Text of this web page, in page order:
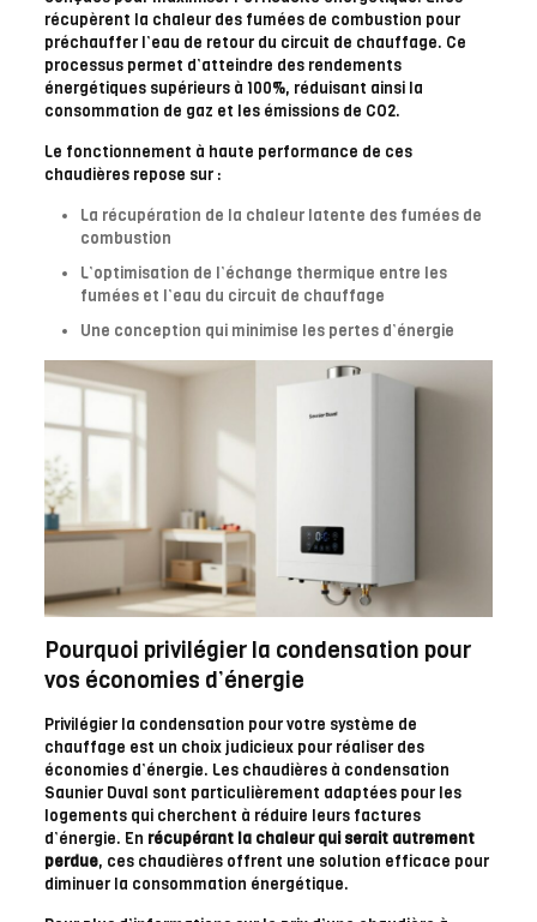
récupèrent la chaleur des fumées de combustion pour
préchauffer l’eau de retour du circuit de chauffage. Ce
processus permet d’atteindre des rendements
énergétiques supérieurs à 100%, réduisant ainsi la
consommation de gaz et les émissions de CO2.
Le fonctionnement à haute performance de ces
chaudières repose sur :
La récupération de la chaleur latente des fumées de
combustion
L’optimisation de l’échange thermique entre les
fumées et l’eau du circuit de chauffage
Une conception qui minimise les pertes d’énergie
Pourquoi privilégier la condensation pour
vos économies d’énergie
Privilégier la condensation pour votre système de
chauffage est un choix judicieux pour réaliser des
économies d’énergie. Les chaudières à condensation
Saunier Duval sont particulièrement adaptées pour les
logements qui cherchent à réduire leurs factures
d’énergie. En récupérant la chaleur qui serait autrement
perdue, ces chaudières offrent une solution efficace pour
diminuer la consommation énergétique.